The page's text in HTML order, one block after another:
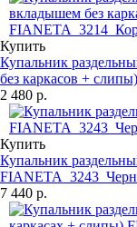
Купить
Купальник
без каркасов +
2 480 р.
Купить
Купальник
7 440 р.